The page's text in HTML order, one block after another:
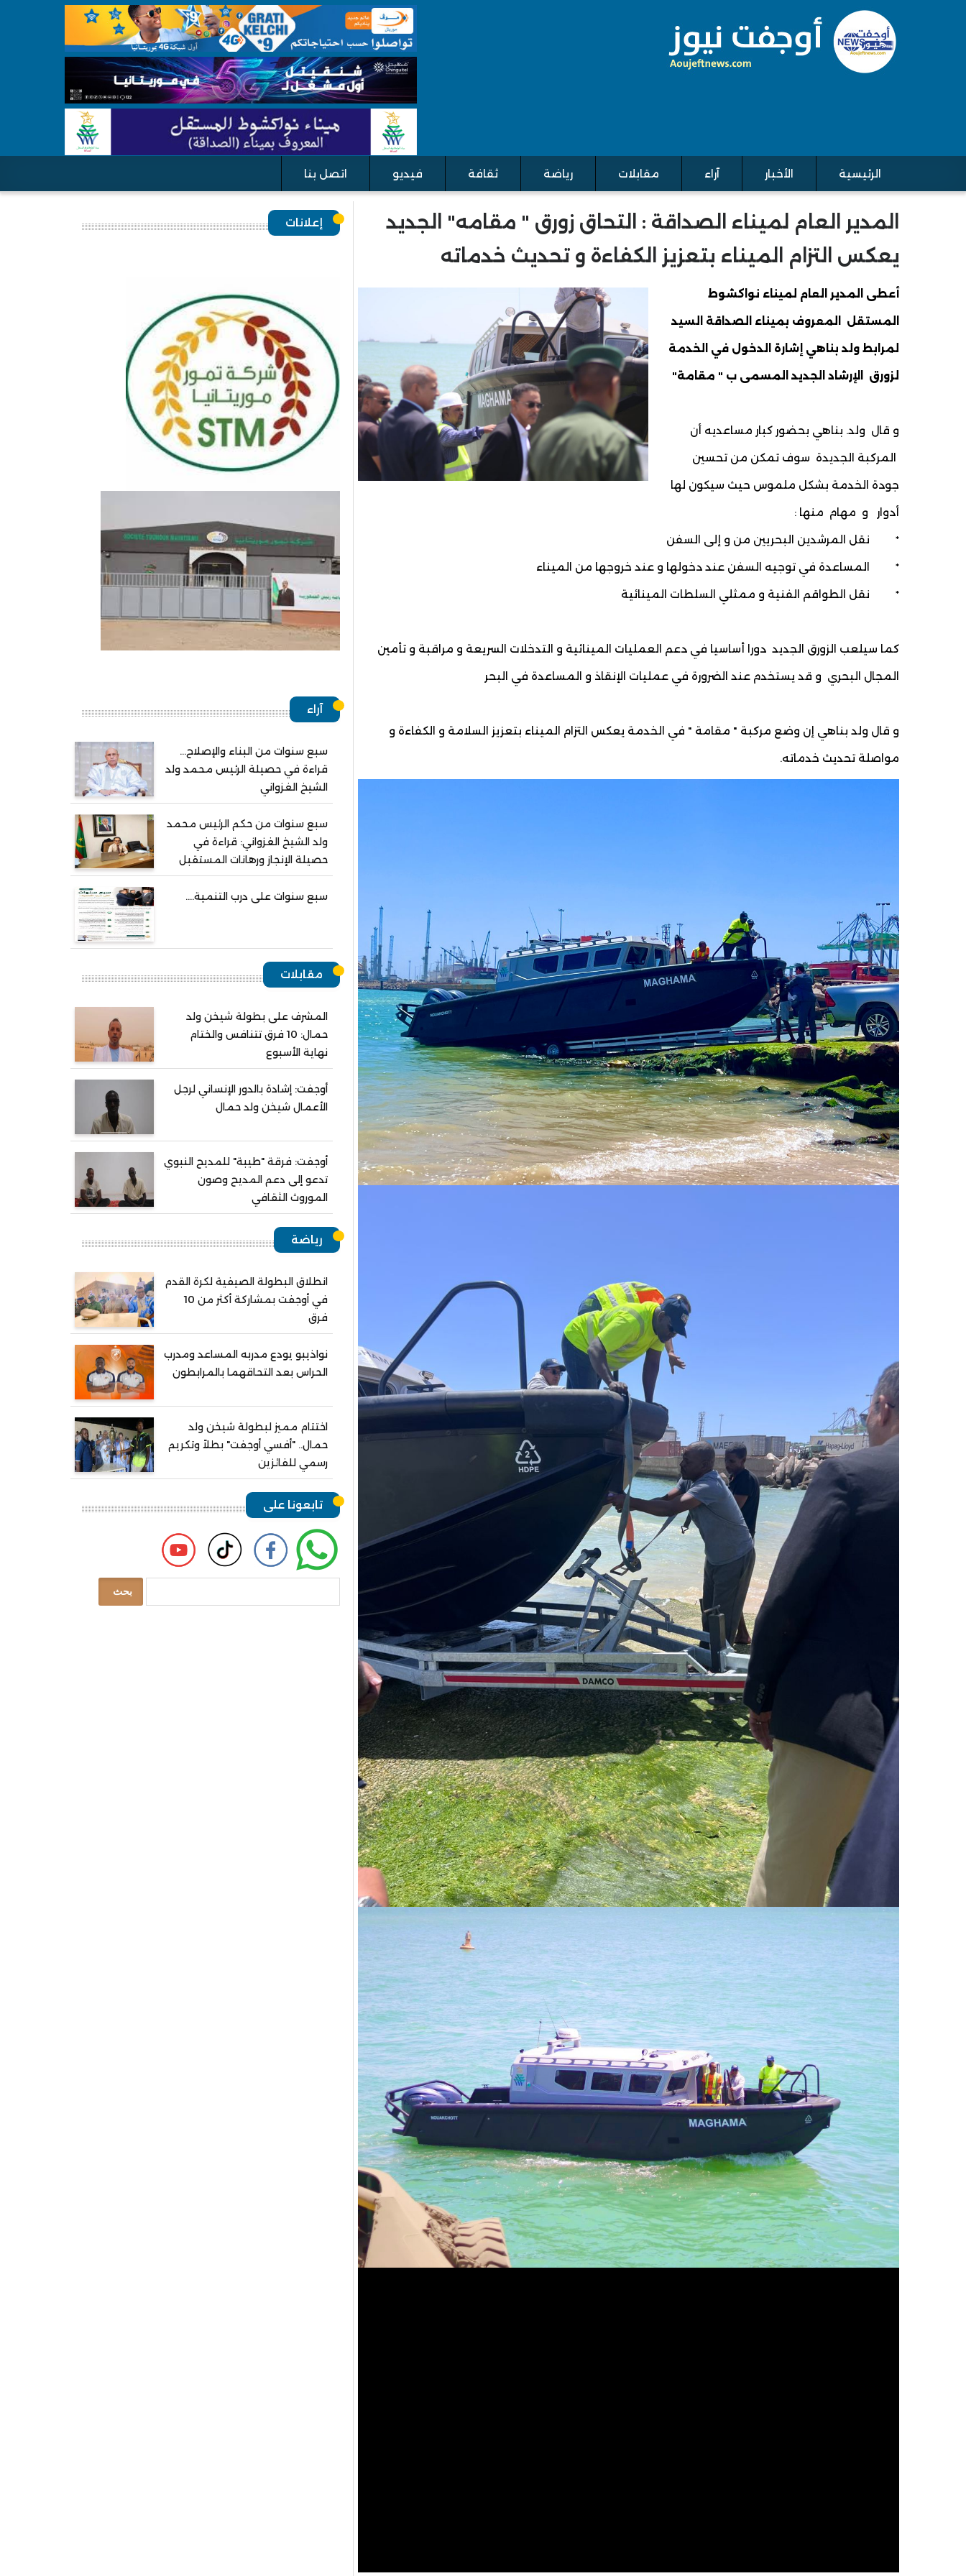
Main navigation
الرئيسية الأخبار آراء مقابلات رياضة ثقافة فيديو اتصل بنا
المدير العام لميناء الصداقة : التحاق زورق " مقامه" الجديد
يعكس التزام الميناء بتعزيز الكفاءة و تحديث خدماته
أعطى المدير العام لميناء نواكشوط
المستقل المعروف بميناء الصداقة السيد
لمرابط ولد بناهي إشارة الدخول في الخدمة
لزورق الإرشاد الجديد المسمى ب " مقامة"
و قال ولد. بناهي بحضور كبار مساعديه أن
المركبة الجديدة سوف تمكن من تحسين
جودة الخدمة بشكل ملموس حيث سيكون لها
أدوار و مهام منها :
* نقل المرشدين البحريين من و إلى السفن
* المساعدة في توجيه السفن عند دخولها و عند خروجها من الميناء
* نقل الطواقم الفنية و ممثلي السلطات المينائية
كما سيلعب الزورق الجديد دورا أساسيا في دعم العمليات المينائية و التدخلات السريعة و مراقبة و تأمين
المجال البحري و قد يستخدم عند الضرورة في عمليات الإنقاذ و المساعدة في البحر
و قال ولد بناهي إن وضع مركبة " مقامة " في الخدمة يعكس التزام الميناء بتعزيز السلامة و الكفاءة و
مواصلة تحديث خدماته.
إعلانات
آراء
سبع سنوات من البناء والإصلاح...
قراءة في حصيلة الرئيس محمد ولد
الشيخ الغزواني
سبع سنوات من حكم الرئيس محمد
ولد الشيخ الغزواني: قراءة في
حصيلة الإنجاز ورهانات المستقبل
سبع سنوات على درب التنمية....
مقابلات
المشرف على بطولة شيخن ولد
حمال: 10 فرق تتنافس والختام
نهاية الأسبوع
أوجفت: إشادة بالدور الإنساني لرجل
الأعمال شيخن ولد حمال
أوجفت: فرقة "طيبة" للمديح النبوي
تدعو إلى دعم المديح وصون
الموروث الثقافي
رياضة
انطلاق البطولة الصيفية لكرة القدم
في أوجفت بمشاركة أكثر من 10
فرق
نواذيبو يودع مدربه المساعد ومدرب
الحراس بعد التحاقهما بالمرابطون
اختتام مميز لبطولة شيخن ولد
حمال.. "أفسي أوجفت" بطلاً وتكريم
رسمي للفائزين
تابعونا على